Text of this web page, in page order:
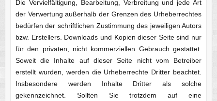
Die Vervielfältigung, Bearbeitung, Verbreitung und jede Art
der Verwertung außerhalb der Grenzen des Urheberrechtes
bedürfen der schriftlichen Zustimmung des jeweiligen Autors
bzw. Erstellers. Downloads und Kopien dieser Seite sind nur
für den privaten, nicht kommerziellen Gebrauch gestattet.
Soweit die Inhalte auf dieser Seite nicht vom Betreiber
erstellt wurden, werden die Urheberrechte Dritter beachtet.
Insbesondere werden Inhalte Dritter als solche
gekennzeichnet. Sollten Sie trotzdem auf eine